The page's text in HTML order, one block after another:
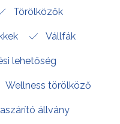
Törölközők
Vállfák
lehetőség
Wellness törölköző
állvány